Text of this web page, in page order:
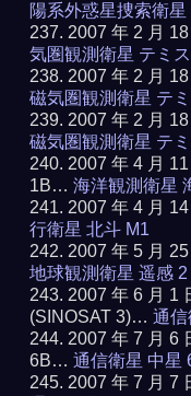
陽系外惑星捜索衛
2007 年 2 月
気圏観測衛星 テミ
2007 年 2 月
磁気圏観測衛星 テ
2007 年 2 月
磁気圏観測衛星 テ
2007 年 4 月
1B…海洋観測衛星
2007 年 4 月
行衛星 北斗 M1
2007 年 5 月
地球観測衛星 遥感 2
2007 年 6 月 1
(SINOSAT 3)…通
2007 年 7 月 6
6B…通信衛星 中星
2007 年 7 月 7